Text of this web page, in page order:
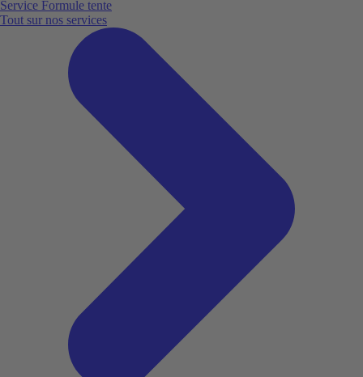
Service Formule tente
Tout sur nos services